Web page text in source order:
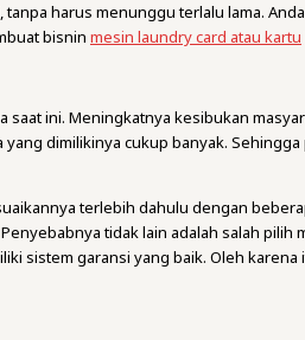
harus menunggu terlalu lama.
bisnin mesin laundry card atau kartu
ini. Meningkatnya kesibukan
dimilikinya cukup banyak.
terlebih dahulu dengan
tidak lain adalah salah pilih
sistem garansi yang baik. Oleh